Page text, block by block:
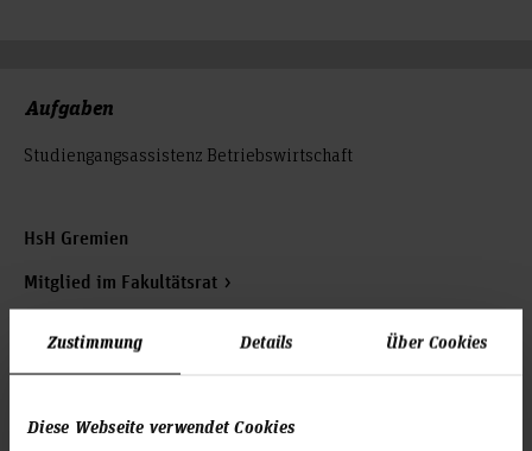
Zustimmung Details Über Cookies
Diese Webseite verwendet Cookies
Aufgaben
Studiengangsassistenz Betriebswirtschaft
HsH Gremien
Mitglied im Fakultätsrat